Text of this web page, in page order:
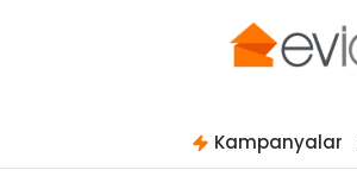
Kampanyalar